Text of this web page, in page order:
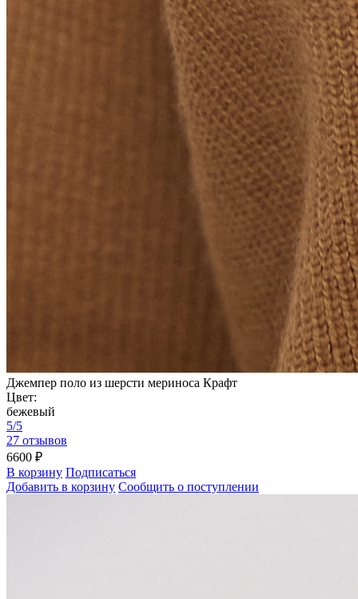
Джемпер поло из шерсти мериноса Крафт
Цвет:
бежевый
5/5
27 отзывов
6600 ₽
В корзину Подписаться
Добавить в корзину Сообщить о поступлении